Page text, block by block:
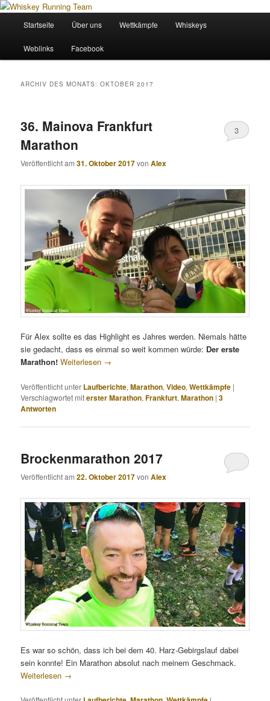
Zum
springen
Zum
springenWhiskey Running Team
Wir sind das Whiskey Running Team
Startseite Über uns Wettkämpfe Whiskeys
Weblinks Facebook
ARCHIV DES MONATS:OKTOBER 2017
36. Mainova Frankfurt
Marathon
Veröffentlicht am31. Oktober 2017vonAlex
3
Für Alex sollte es das Highlight es Jahres werden. Niemals hätte
sie gedacht, dass es einmal so weit kommen würde: Der erste
Marathon! Weiterlesen →
Veröffentlicht unter Laufberichte,Marathon,Video,Wettkämpfe |
Verschlagwortet miterster Marathon,Frankfurt,Marathon |3
Antworten
Brockenmarathon 2017
Veröffentlicht am22. Oktober 2017vonAlex
Es war so schön, dass ich bei dem 40. Harz-Gebirgslauf dabei
sein konnte! Ein Marathon absolut nach meinem Geschmack.
Weiterlesen →